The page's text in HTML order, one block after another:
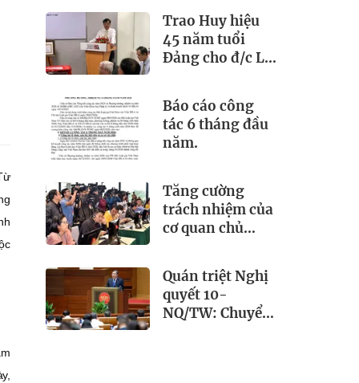
(21/6/1925 –
21/6/2026)
Trao Huy hiệu
45 năm tuổi
Đảng cho đ/c Lê
thư Chi bộ Viện
IBLA
Báo cáo công
tác 6 tháng đầu
năm.
Tăng cường
trách nhiệm của
cơ quan chủ
đạo, chỉ đạo và
quản lý báo chí
Quán triệt Nghị
quyết 10-
NQ/TW: Chuyển